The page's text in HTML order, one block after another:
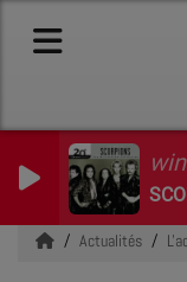
Actualités